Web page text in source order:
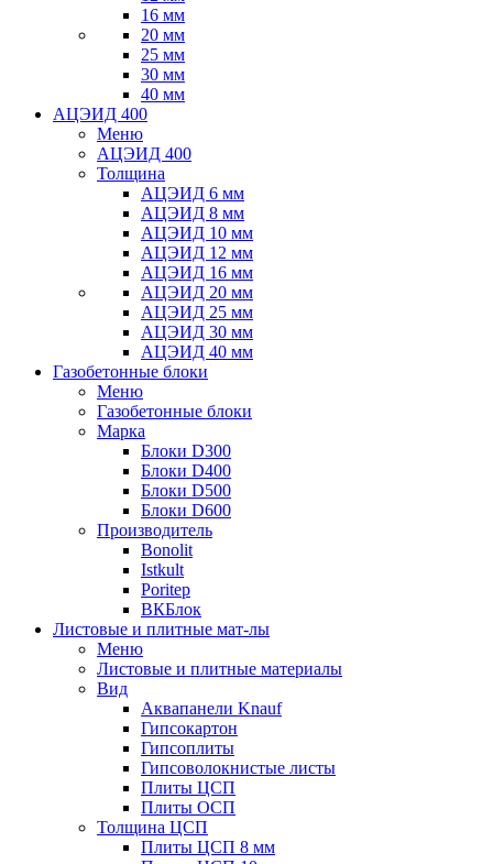
16 мм
20 мм
25 мм
30 мм
40 мм
АЦЭИД 400
Меню
АЦЭИД 400
Толщина
АЦЭИД 6 мм
АЦЭИД 8 мм
АЦЭИД 10 мм
АЦЭИД 12 мм
АЦЭИД 16 мм
АЦЭИД 20 мм
АЦЭИД 25 мм
АЦЭИД 30 мм
АЦЭИД 40 мм
Газобетонные блоки
Меню
Газобетонные блоки
Марка
Блоки D300
Блоки D400
Блоки D500
Блоки D600
Производитель
Bonolit
Istkult
Poritep
ВКБлок
Листовые и плитные мат-лы
Меню
Листовые и плитные материалы
Вид
Аквапанели Knauf
Гипсокартон
Гипсоплиты
Гипсоволокнистые листы
Плиты ЦСП
Плиты ОСП
Толщина ЦСП
Плиты ЦСП 8 мм